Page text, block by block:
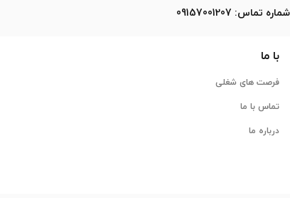
ﺷﻤﺎره ﺗﻤﺎس: 09157001207
با ما
فرصت های شغلی
تماس با ما
درباره ما